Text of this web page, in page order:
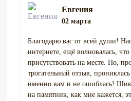
Евгения
02 марта
Благодарю вас от всей души!
интернете, ещё волновалась,
присутствовать на месте. Но,
трогательный отзыв,
именно вам и не ошиблась!
на памятник, как мне кажется,